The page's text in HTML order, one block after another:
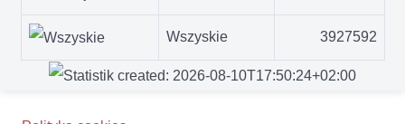
Wszyskie 3927592